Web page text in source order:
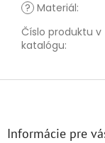
? Materiál:
Číslo produktu v
katalógu:
Z
Informácie pre